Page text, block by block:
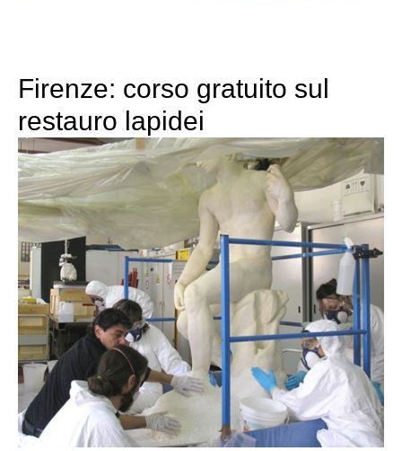
Firenze: corso gratuito sul
restauro lapidei